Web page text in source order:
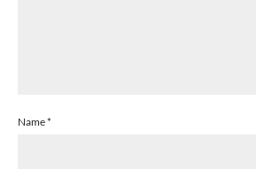
Name*